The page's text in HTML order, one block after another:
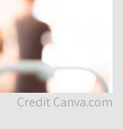
Credit Canva.com